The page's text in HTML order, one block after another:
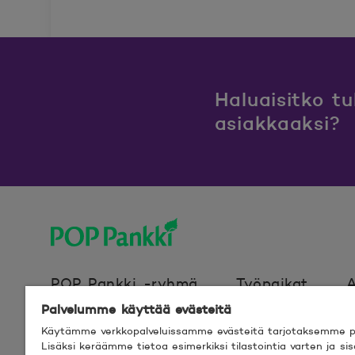
Haluaisitko
asiakkaaksi?
POP Pankki -ryhmä
Työpaikat
Evästeet Verkkosivun käyttöehdot
Palvelumme käyttää evästeitä
Käytämme verkkopalveluissamme evästeitä tarjotaksemme
Lisäksi keräämme tietoa esimerkiksi tilastointia varten ja